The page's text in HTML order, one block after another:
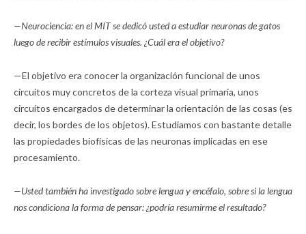
—Neurociencia: en el MIT se dedicó usted a estudiar neuronas de gatos
luego de recibir estímulos visuales. ¿Cuál era el objetivo?
—El objetivo era conocer la organización funcional de unos
circuitos muy concretos de la corteza visual primaria, unos
circuitos encargados de determinar la orientación de las cosas (es
decir, los bordes de los objetos). Estudiamos con bastante detalle
las propiedades biofísicas de las neuronas implicadas en ese
procesamiento.
—Usted también ha investigado sobre lengua y encéfalo, sobre si la lengua
nos condiciona la forma de pensar: ¿podría resumirme el resultado?